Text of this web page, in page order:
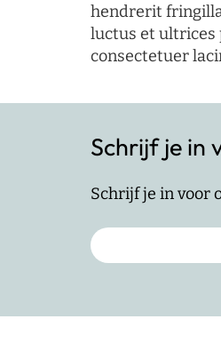
hendrerit
luctus et ultrices
consectetuer
Schrijf je in
Schrijf je in voor